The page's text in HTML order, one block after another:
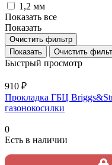
1,2 мм
Показать все
Показать
Очистить фильтр
Очистить
Быстрый просмотр
910 ₽
Прокладка ГБЦ
газонокосилки
0
Есть в наличии